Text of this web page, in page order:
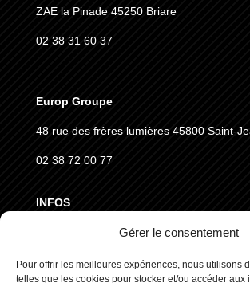
Gérer le consentement
Pour offrir les meilleures expériences, nous utilisons
telles que les cookies pour stocker et/ou accéder aux
ZAE la Pinade 45250 Briare
02 38 31 60 37
Europ Groupe
48 rue des frères lumières 45800 Saint-
02 38 72 00 77
INFOS
CGVD